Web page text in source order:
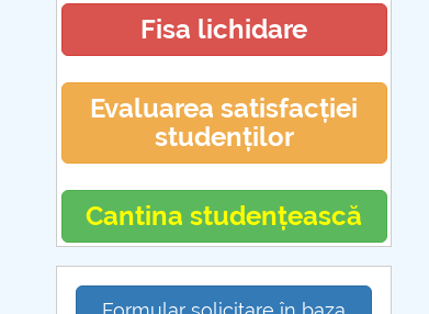
Fisa lichidare
Evaluarea satisfacției
studenților
Cantina studențească